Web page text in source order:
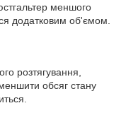
меншого
додатковим об'ємом.
розтягування,
обсяг стану